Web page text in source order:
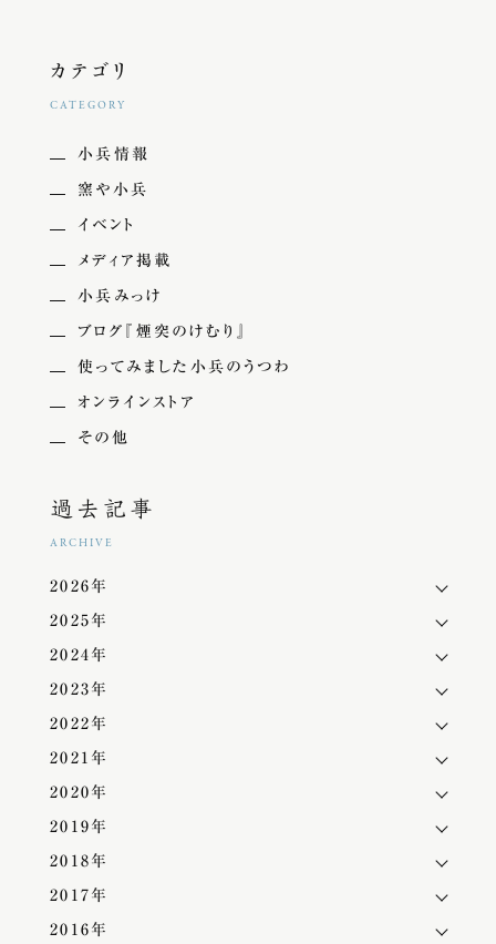
カテゴリ
CATEGORY
小兵情報
窯や小兵
イベント
メディア掲載
小兵みっけ
ブログ『煙突のけむり』
使ってみました小兵のうつわ
オンラインストア
その他
過去記事
ARCHIVE
2026年
2025年
2024年
2023年
2022年
2021年
2020年
2019年
2018年
2017年
2016年